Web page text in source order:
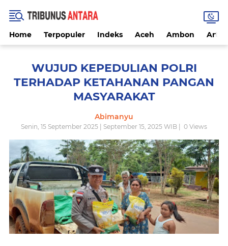
Home Terpopuler Indeks Aceh Ambon
WUJUD KEPEDULIAN POLRI
TERHADAP KETAHANAN PANGAN
MASYARAKAT
Abimanyu
Senin, 15 September 2025 | September 15, 2025 WIB | 0 Views